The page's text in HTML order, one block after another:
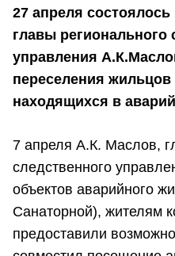
27 апреля
главы регионального
управления
переселения жильцов
находящихся в
7 апреля А.К. Маслов,
следственного
объектов аварийного
Санаторной), жителям
предоставили